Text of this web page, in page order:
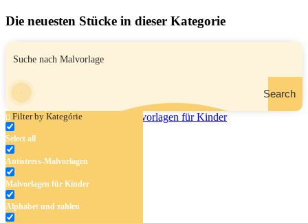
Die neuesten Stücke in dieser Kategorie
Search
Filter by Kategórie
Select all
Antistress-Malvorlagen
Malvorlagen für Kinder
Alphabet und zahlen
Hühnernuggets